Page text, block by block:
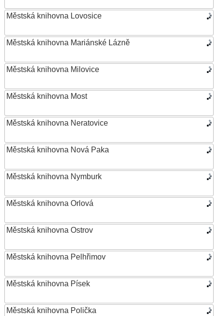
Městská knihovna Lovosice
Městská knihovna Mariánské Lázně
Městská knihovna Milovice
Městská knihovna Most
Městská knihovna Neratovice
Městská knihovna Nová Paka
Městská knihovna Nymburk
Městská knihovna Orlová
Městská knihovna Ostrov
Městská knihovna Pelhřimov
Městská knihovna Písek
Městská knihovna Polička